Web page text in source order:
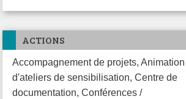
ACTIONS
Accompagnement de projets, Animation
d'ateliers de sensibilisation, Centre de
documentation, Conférences /